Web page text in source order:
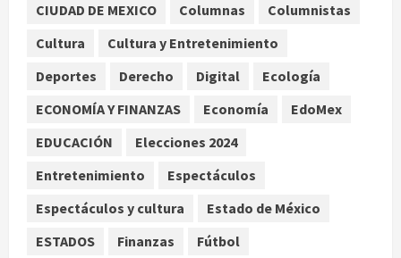
México y Perú restablecen
años de enfrentamientos
agosto 8, 2026
Brandon Clarke por consumo de
heroína y cocaína
Estados Unidos reanuda
CIUDAD DE MEXICO
Columnas
Columnistas
Cultura
Cultura y Entretenimiento
Deportes
Derecho Digital
Ecología
ECONOMÍA Y FINANZAS
Economía
EdoMex
EDUCACIÓN
Elecciones 2024
Entretenimiento
Espectáculos
Espectáculos y cultura
Estado de México
ESTADOS
Finanzas Fútbol